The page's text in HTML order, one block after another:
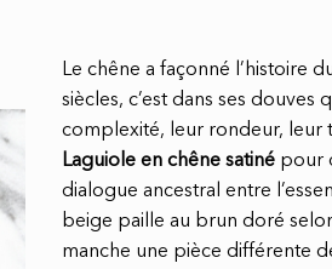
Le chêne a façonné l’histoire
siècles, c’est dans ses
complexité, leur rondeur, leur
Laguiole en chêne satiné pour
dialogue ancestral entre
beige paille au brun doré
manche une pièce différente